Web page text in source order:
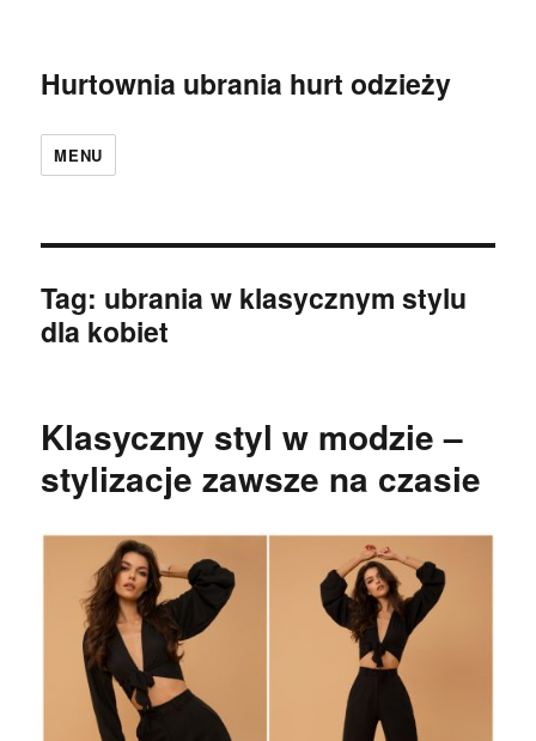
Hurtownia ubrania hurt odzieży
MENU
Tag: ubrania w klasycznym stylu
dla kobiet
Klasyczny styl w modzie –
stylizacje zawsze na czasie